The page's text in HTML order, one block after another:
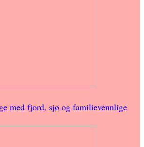
med fjord, sjø og familievennlige